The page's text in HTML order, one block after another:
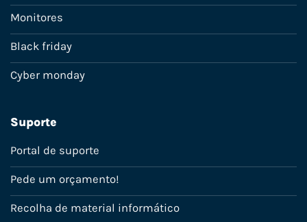
Monitores
Black friday
Cyber monday
Suporte
Portal de suporte
Pede um orçamento!
Recolha de material informático